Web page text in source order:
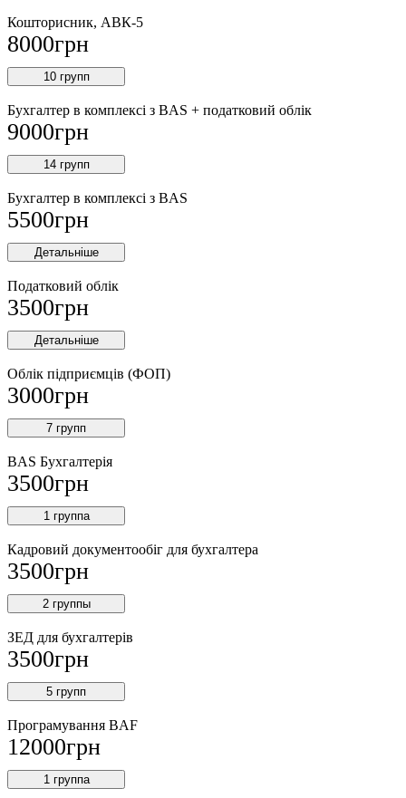
Кошторисник, АВК-5
8000грн
10 групп
Бухгалтер в комплексі з BAS + податковий облік
9000грн
14 групп
Бухгалтер в комплексі з BAS
5500грн
Детальніше
Податковий облік
3500грн
Детальніше
Облік підприємців (ФОП)
3000грн
7 групп
BAS Бухгалтерія
3500грн
1 группа
Кадровий документообіг для бухгалтера
3500грн
2 группы
ЗЕД для бухгалтерів
3500грн
5 групп
Програмування BAF
12000грн
1 группа